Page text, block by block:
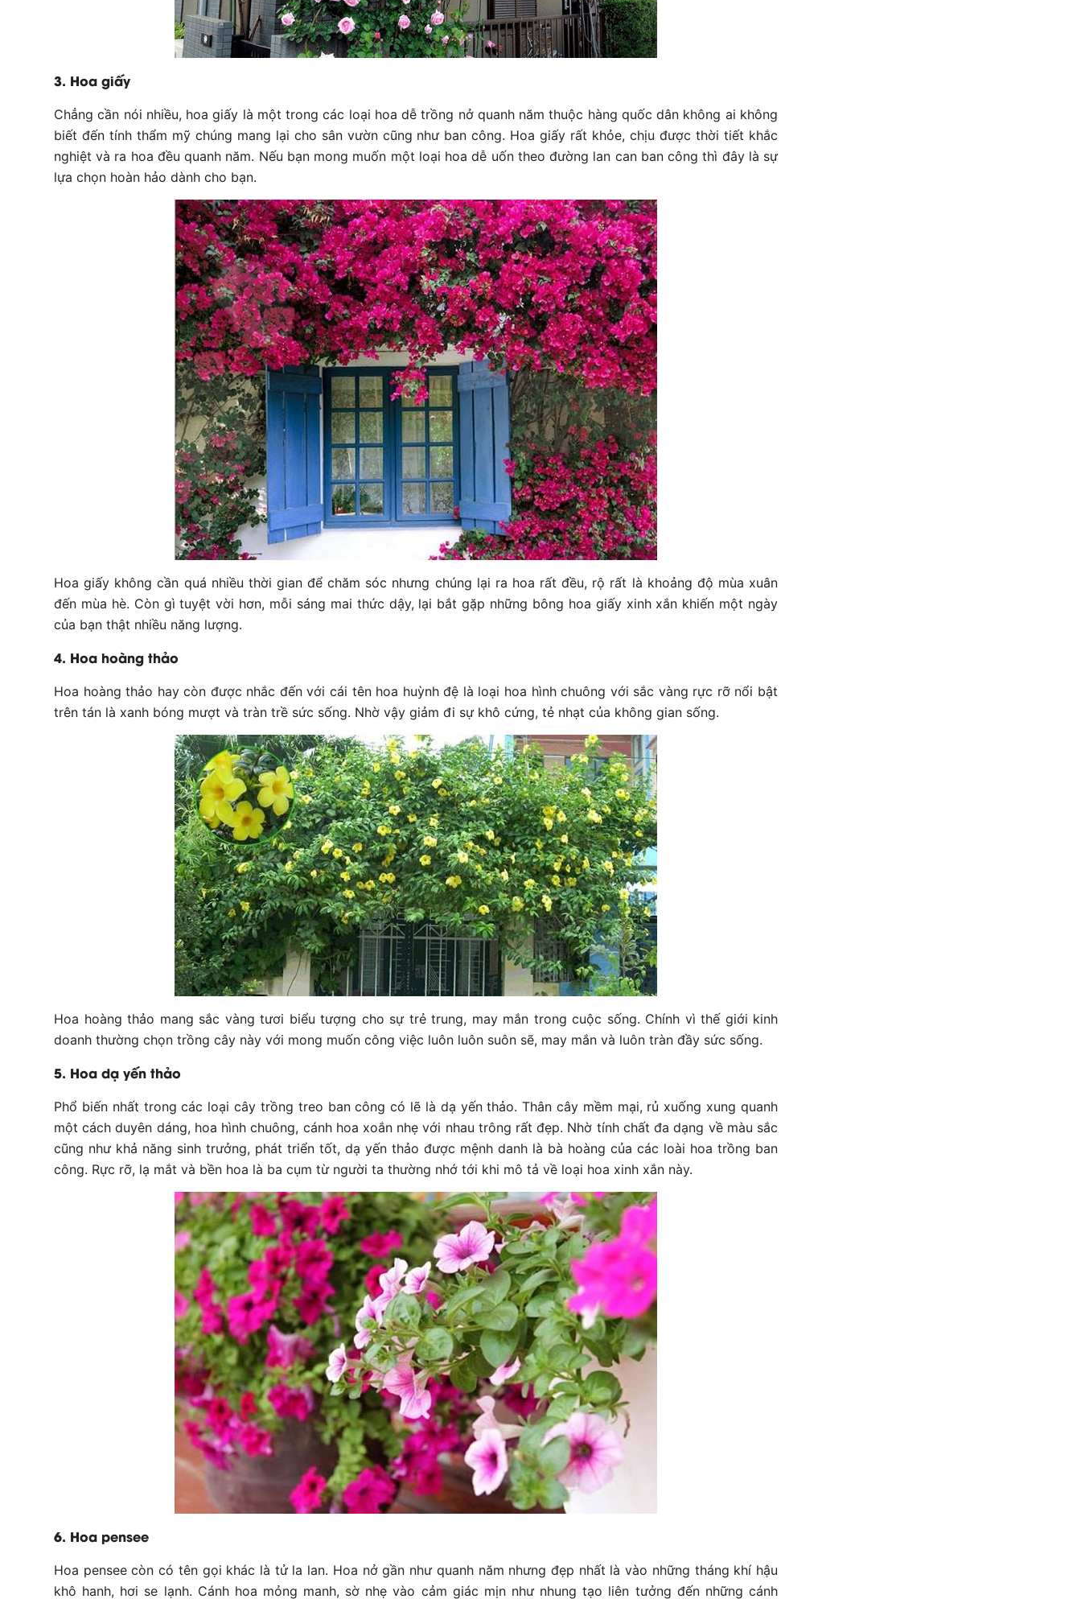
3. Hoa giấy
Chẳng cần nói nhiều, hoa giấy là một trong các loại hoa dễ trồng nở quanh năm thuộc hàng quốc dân không ai không
biết đến tính thẩm mỹ chúng mang lại cho sân vườn cũng như ban công. Hoa giấy rất khỏe, chịu được thời tiết khắc
nghiệt và ra hoa đều quanh năm. Nếu bạn mong muốn một loại hoa dễ uốn theo đường lan can ban công thì đây là sự
lựa chọn hoàn hảo dành cho bạn.
Hoa giấy không cần quá nhiều thời gian để chăm sóc nhưng chúng lại ra hoa rất đều, rộ rất là khoảng độ mùa xuân
đến mùa hè. Còn gì tuyệt vời hơn, mỗi sáng mai thức dậy, lại bắt gặp những bông hoa giấy xinh xắn khiến một ngày
của bạn thật nhiều năng lượng.
4. Hoa hoàng thảo
Hoa hoàng thảo hay còn được nhắc đến với cái tên hoa huỳnh đệ là loại hoa hình chuông với sắc vàng rực rỡ nổi bật
trên tán là xanh bóng mượt và tràn trề sức sống. Nhờ vậy giảm đi sự khô cứng, tẻ nhạt của không gian sống.
Hoa hoàng thảo mang sắc vàng tươi biểu tượng cho sự trẻ trung, may mắn trong cuộc sống. Chính vì thế giới kinh
doanh thường chọn trồng cây này với mong muốn công việc luôn luôn suôn sẽ, may mắn và luôn tràn đầy sức sống.
5. Hoa dạ yến thảo
Phổ biến nhất trong các loại cây trồng treo ban công có lẽ là dạ yến thảo. Thân cây mềm mại, rủ xuống xung quanh
một cách duyên dáng, hoa hình chuông, cánh hoa xoắn nhẹ với nhau trông rất đẹp. Nhờ tính chất đa dạng về màu sắc
cũng như khả năng sinh trưởng, phát triển tốt, dạ yến thảo được mệnh danh là bà hoàng của các loài hoa trồng ban
công. Rực rỡ, lạ mắt và bền hoa là ba cụm từ người ta thường nhớ tới khi mô tả về loại hoa xinh xắn này.
6. Hoa pensee
Hoa pensee còn có tên gọi khác là tử la lan. Hoa nở gần như quanh năm nhưng đẹp nhất là vào những tháng khí hậu
khô hanh, hơi se lạnh. Cánh hoa mỏng manh, sờ nhẹ vào cảm giác mịn như nhung tạo liên tưởng đến những cánh